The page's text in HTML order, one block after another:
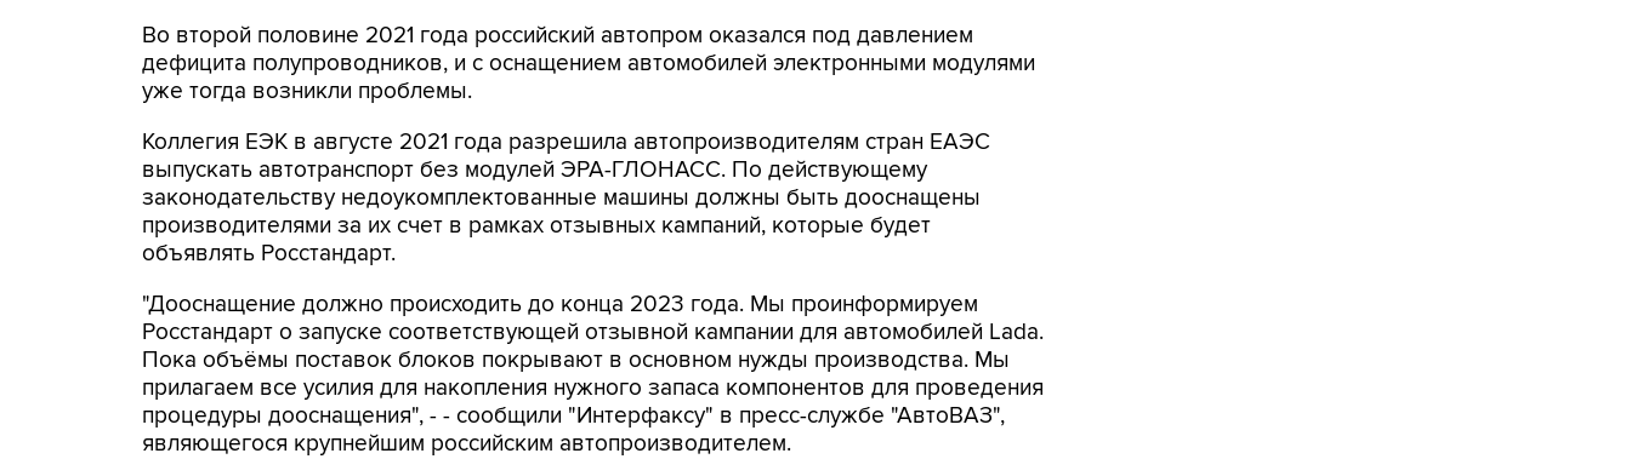
Во второй половине 2021 года российский автопром оказался под давлением
дефицита полупроводников, и с оснащением автомобилей электронными модулями
уже тогда возникли проблемы.
Коллегия ЕЭК в августе 2021 года разрешила автопроизводителям стран ЕАЭС
выпускать автотранспорт без модулей ЭРА-ГЛОНАСС. По действующему
законодательству недоукомплектованные машины должны быть дооснащены
производителями за их счет в рамках отзывных кампаний, которые будет
объявлять Росстандарт.
"Дооснащение должно происходить до конца 2023 года. Мы проинформируем
Росстандарт о запуске соответствующей отзывной кампании для автомобилей Lada.
Пока объёмы поставок блоков покрывают в основном нужды производства. Мы
прилагаем все усилия для накопления нужного запаса компонентов для проведения
процедуры дооснащения", - - сообщили "Интерфаксу" в пресс-службе "АвтоВАЗ",
являющегося крупнейшим российским автопроизводителем.